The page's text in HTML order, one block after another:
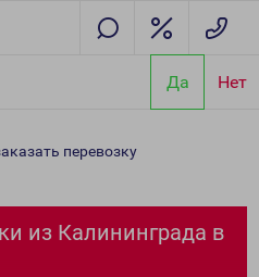
Да Нет
перевозку
из Калининграда в